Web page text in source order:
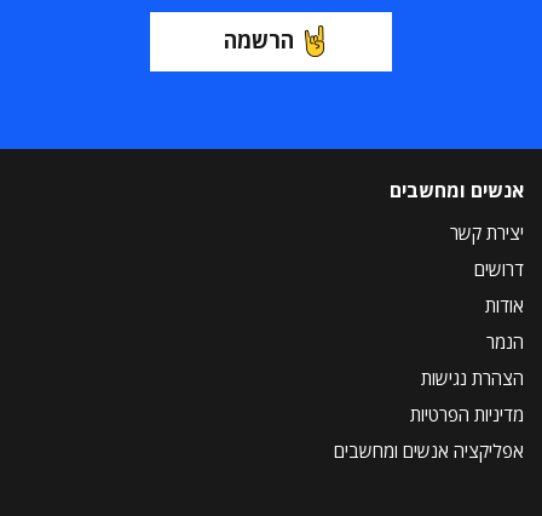
הרשמה
אנשים ומחשבים
יצירת קשר
דרושים
אודות
הנמר
הצהרת נגישות
מדיניות הפרטיות
אפליקציה אנשים ומחשבים